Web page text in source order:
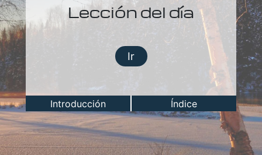
Lección del día
Ir
Introducción Índice